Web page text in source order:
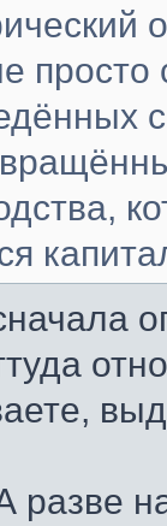
просто
разве